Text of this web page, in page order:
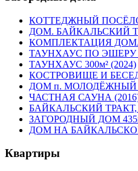
КОТТЕДЖНЫЙ
ДОМ. БАЙКАЛЬСКИЙ
КОМПЛЕКТАЦИЯ ДОМА
ТАУНХАУС ПО ЭШЕРУ
ТАУНХАУС 300м² (2024)
КОСТРОВИЩЕ И
ДОМ п. МОЛОДЁЖНЫЙ
ЧАСТНАЯ САУНА
БАЙКАЛЬСКИЙ ТРАКТ,
ЗАГОРОДНЫЙ ДОМ
ДОМ НА
Квартиры